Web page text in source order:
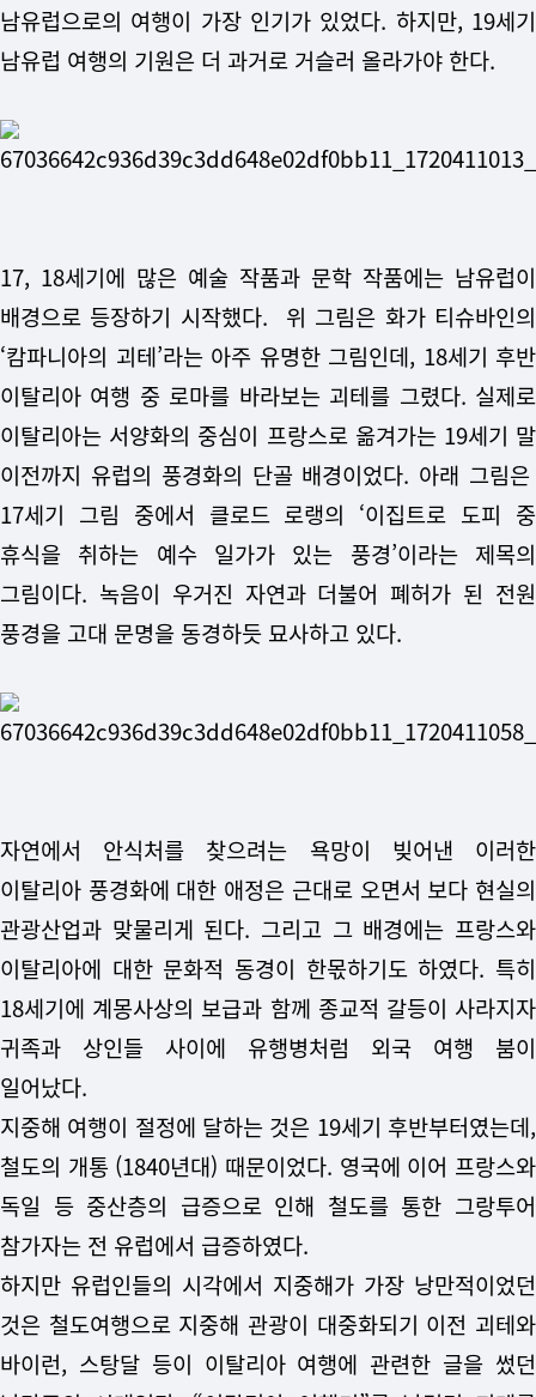
남유럽으로의 여행이 가장 인기가 있었다. 하지만, 19세기
남유럽 여행의 기원은 더 과거로 거슬러 올라가야 한다.
17, 18세기에 많은 예술 작품과 문학 작품에는 남유럽이
배경으로 등장하기 시작했다. 위 그림은 화가 티슈바인의
‘캄파니아의 괴테’라는 아주 유명한 그림인데, 18세기 후반
이탈리아 여행 중 로마를 바라보는 괴테를 그렸다. 실제로
이탈리아는 서양화의 중심이 프랑스로 옮겨가는 19세기 말
이전까지 유럽의 풍경화의 단골 배경이었다. 아래 그림은
17세기 그림 중에서 클로드 로랭의 ‘이집트로 도피 중
휴식을 취하는 예수 일가가 있는 풍경’이라는 제목의
그림이다. 녹음이 우거진 자연과 더불어 폐허가 된 전원
풍경을 고대 문명을 동경하듯 묘사하고 있다.
자연에서 안식처를 찾으려는 욕망이 빚어낸 이러한
이탈리아 풍경화에 대한 애정은 근대로 오면서 보다 현실의
관광산업과 맞물리게 된다. 그리고 그 배경에는 프랑스와
이탈리아에 대한 문화적 동경이 한몫하기도 하였다. 특히
18세기에 계몽사상의 보급과 함께 종교적 갈등이 사라지자
귀족과 상인들 사이에 유행병처럼 외국 여행 붐이
일어났다.
지중해 여행이 절정에 달하는 것은 19세기 후반부터였는데,
철도의 개통 (1840년대) 때문이었다. 영국에 이어 프랑스와
독일 등 중산층의 급증으로 인해 철도를 통한 그랑투어
참가자는 전 유럽에서 급증하였다.
하지만 유럽인들의 시각에서 지중해가 가장 낭만적이었던
것은 철도여행으로 지중해 관광이 대중화되기 이전 괴테와
바이런, 스탕달 등이 이탈리아 여행에 관련한 글을 썼던